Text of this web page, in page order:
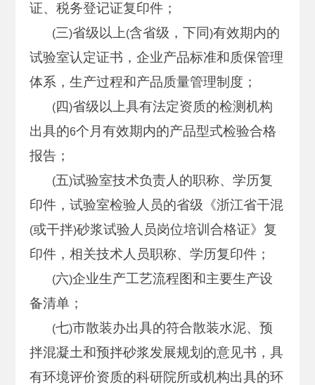
证、税务登记证复印件；
(三)省级以上(含省级，下同)有效期内的
试验室认定证书，企业产品标准和质保管理
体系，生产过程和产品质量管理制度；
(四)省级以上具有法定资质的检测机构
出具的6个月有效期内的产品型式检验合格
报告；
(五)试验室技术负责人的职称、学历复
印件，试验室检验人员的省级《浙江省干混
(或干拌)砂浆试验人员岗位培训合格证》复
印件，相关技术人员职称、学历复印件；
(六)企业生产工艺流程图和主要生产设
备清单；
(七)市散装办出具的符合散装水泥、预
拌混凝土和预拌砂浆发展规划的意见书，具
有环境评价资质的科研院所或机构出具的环